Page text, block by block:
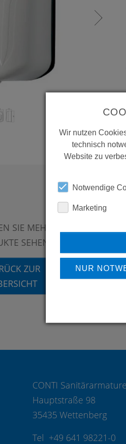
SIE MEHR
SEHEN?
ZUR
CONTI
Hauptstraße 98
35435 Wettenberg
Tel +49 641 98221-0
Wir nutzen
technisch
Website zu
Notwendige
Marketing
NUR